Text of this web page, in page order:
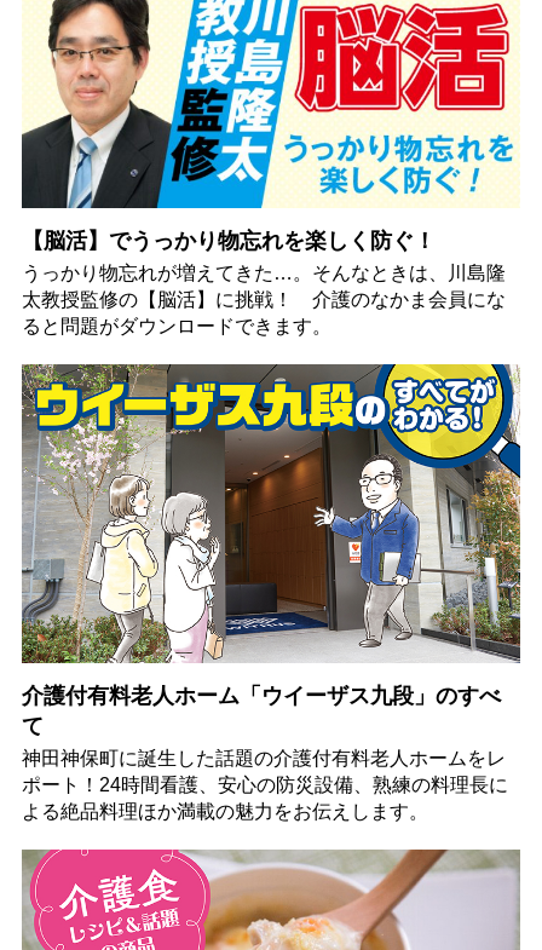
【脳活】でうっかり物忘れを楽しく防ぐ！
うっかり物忘れが増えてきた…。そんなときは、川島隆
太教授監修の【脳活】に挑戦！ 介護のなかま会員にな
ると問題がダウンロードできます。
介護付有料老人ホーム「ウイーザス九段」のすべ
て
神田神保町に誕生した話題の介護付有料老人ホームをレ
ポート！24時間看護、安心の防災設備、熟練の料理長に
よる絶品料理ほか満載の魅力をお伝えします。